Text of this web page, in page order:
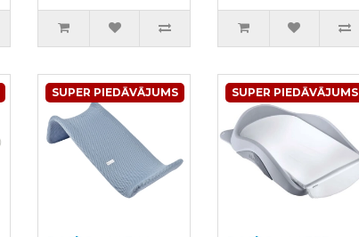
SUPER PIEDĀVĀJUMS SUPER PIEDĀVĀJUMS